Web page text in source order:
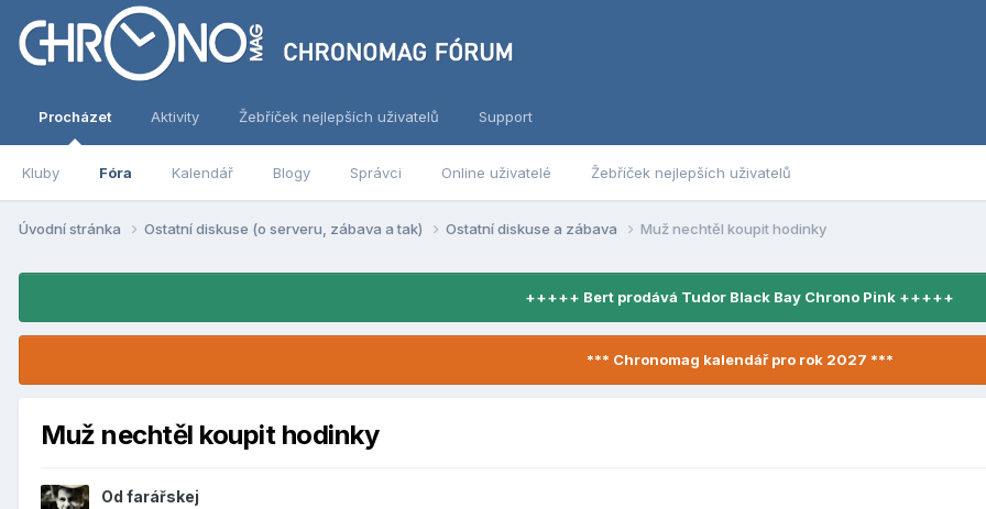
Procházet
Kluby Fóra Kalendář Blogy Správci Online uživatelé Žebříček nejlepších uživatelů
Aktivity Žebříček nejlepších uživatelů Support
Úvodní stránka Ostatní diskuse (o serveru, zábava a tak) Ostatní diskuse a zábava Muž nechtěl koupit hodinky
+++++ Bert prodává Tudor Black Bay Chrono Pink +++++
*** Chronomag kalendář pro rok 2027 ***
Muž nechtěl koupit hodinky
Od farářskej